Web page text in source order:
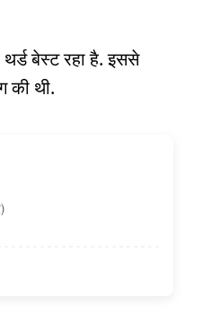
बेस्ट रहा है. इससे
की थी.